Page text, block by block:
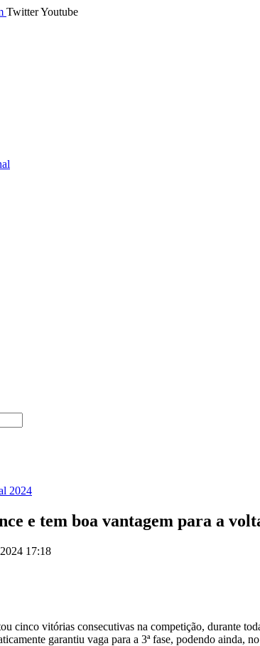
TwitterYoutube
2024
e tem boa vantagem para a
17:18
cinco vitórias consecutivas na competição, durante
garantiu vaga para a 3ª fase, podendo ainda,